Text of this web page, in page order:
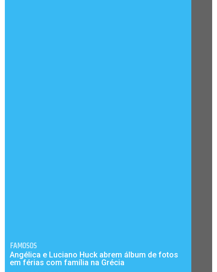
FAMOSOS
Angélica e Luciano Huck abrem álbum de fotos
em férias com família na Grécia